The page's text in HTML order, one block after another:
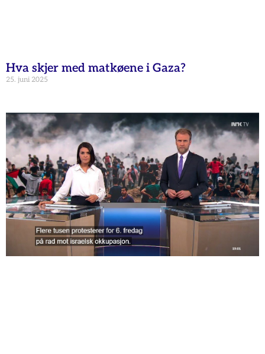
Hva skjer med matkøene i Gaza?
25. juni 2025